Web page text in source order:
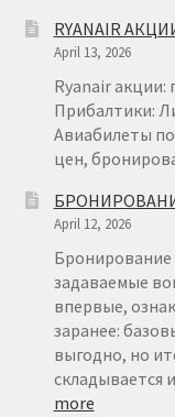
RYANAIR
April 13, 2026
Ryanair акции:
Прибалтики:
Авиабилеты
цен,
April 12, 2026
Бронирование
задаваемые
впервые,
заранее:
выгодно, но
складывается
more: